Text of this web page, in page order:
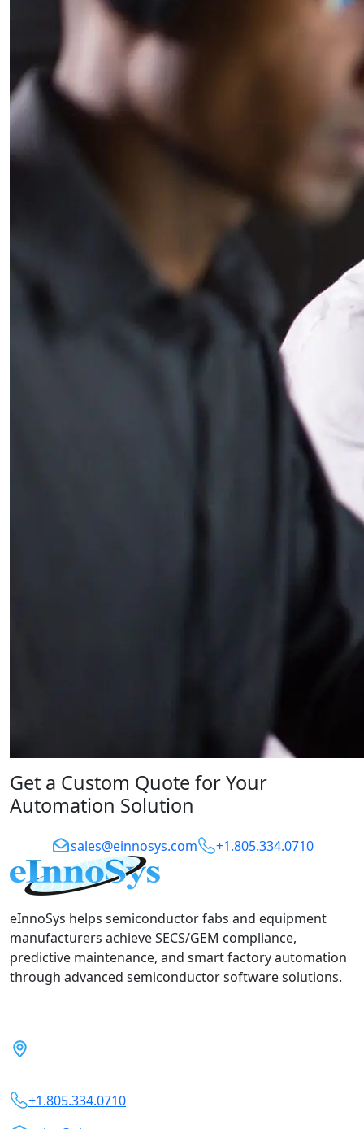
Get a Custom Quote for Your
Automation Solution
sales@einnosys.com +1.805.334.0710
eInnoSys helps semiconductor fabs and equipment
manufacturers achieve SECS/GEM compliance,
predictive maintenance, and smart factory automation
through advanced semiconductor software solutions.
+1.805.334.0710